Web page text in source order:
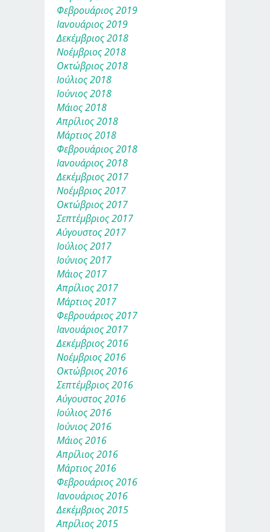
Φεβρουάριος 2019
Ιανουάριος 2019
Δεκέμβριος 2018
Νοέμβριος 2018
Οκτώβριος 2018
Ιούλιος 2018
Ιούνιος 2018
Μάιος 2018
Απρίλιος 2018
Μάρτιος 2018
Φεβρουάριος 2018
Ιανουάριος 2018
Δεκέμβριος 2017
Νοέμβριος 2017
Οκτώβριος 2017
Σεπτέμβριος 2017
Αύγουστος 2017
Ιούλιος 2017
Ιούνιος 2017
Μάιος 2017
Απρίλιος 2017
Μάρτιος 2017
Φεβρουάριος 2017
Ιανουάριος 2017
Δεκέμβριος 2016
Νοέμβριος 2016
Οκτώβριος 2016
Σεπτέμβριος 2016
Αύγουστος 2016
Ιούλιος 2016
Ιούνιος 2016
Μάιος 2016
Απρίλιος 2016
Μάρτιος 2016
Φεβρουάριος 2016
Ιανουάριος 2016
Δεκέμβριος 2015
Απρίλιος 2015